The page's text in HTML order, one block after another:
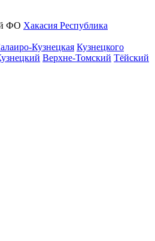
ФО Хакасия Республика
Кузнецкая Кузнецкого
Верхне-Томский Тёйский